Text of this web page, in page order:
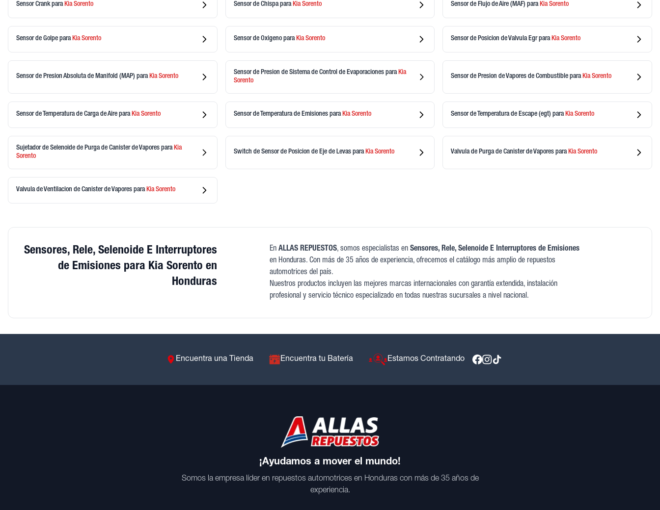
Sensor Crank paraKiaSorento Sensor de Chispa paraKiaSorento Sensor de Flujo de Aire (MAF) paraKiaSorento
Sensor de Golpe paraKiaSorento Sensor de Oxigeno paraKiaSorento Sensor de Posicion de Valvula Egr paraKiaSorento
Sensor de Presion Absoluta de Manifold (MAP) paraKiaSorento
Sensor de Presion de Sistema de Control de Evaporaciones para Kia
Sorento
Sensor de Presion de Vapores de Combustible paraKiaSorento
Sensor de Temperatura de Carga de Aire paraKiaSorento Sensor de Temperatura de Emisiones paraKiaSorento Sensor de Temperatura de Escape (egt) paraKiaSorento
Sujetador de Selenoide de Purga de Canister de Vapores para Kia
Sorento
Switch de Sensor de Posicion de Eje de Levas paraKiaSorento Valvula de Purga de Canister de Vapores paraKiaSorento
Valvula de Ventilacion de Canister de Vapores paraKiaSorento
Sensores, Rele, Selenoide E Interruptores
de Emisiones para Kia Sorento en
Honduras
En ALLAS REPUESTOS, somos especialistas en Sensores, Rele, Selenoide E Interruptores de Emisiones
en Honduras. Con más de 35 años de experiencia, ofrecemos el catálogo más amplio de repuestos
automotrices del país.
Nuestros productos incluyen las mejores marcas internacionales con garantía extendida, instalación
profesional y servicio técnico especializado en todas nuestras sucursales a nivel nacional.
Encuentra una Tienda Encuentra tu Batería Estamos Contratando
¡Ayudamos a mover el mundo!
Somos la empresa líder en repuestos automotrices en Honduras con más de 35 años de
experiencia.